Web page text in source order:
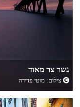
גשר צר מאוד
צילום: מוטי פדידה